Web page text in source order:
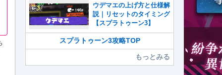
ウデマエの上げ方と仕様解
説｜リセットのタイミング
【スプラトゥーン3】
スプラトゥーン3攻略TOP
もっとみる